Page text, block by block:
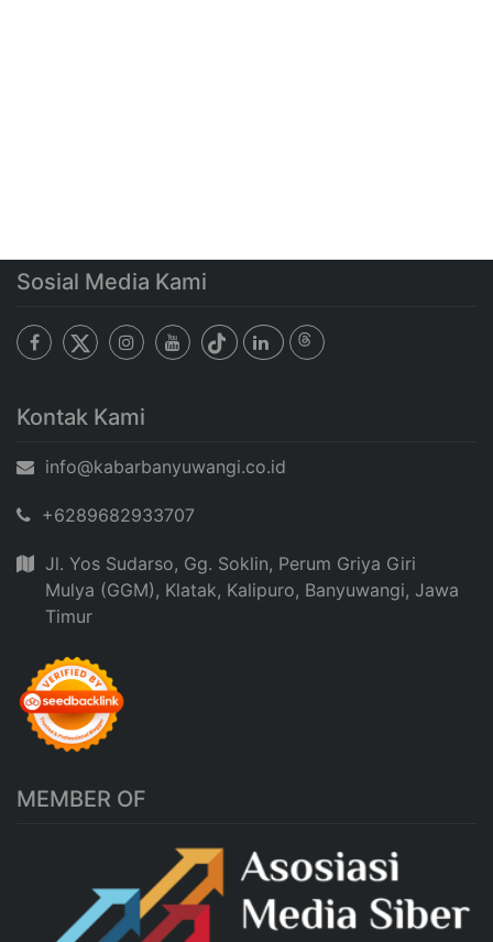
Sosial Media Kami
Kontak Kami
info@kabarbanyuwangi.co.id
+6289682933707
Jl. Yos Sudarso, Gg. Soklin, Perum Griya Giri
Mulya (GGM), Klatak, Kalipuro, Banyuwangi, Jawa
Timur
MEMBER OF